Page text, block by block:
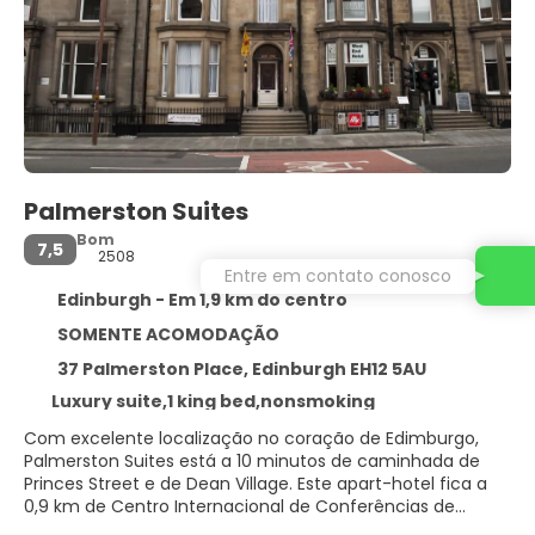
Palmerston Suites
7,5
Bom
2508
Edinburgh - Em 1,9 km do centro
SOMENTE ACOMODAÇÃO
37 Palmerston Place, Edinburgh EH12 5AU
Luxury suite,1 king bed,nonsmoking
Com excelente localização no coração de Edimburgo,
Palmerston Suites está a 10 minutos de caminhada de
Princes Street e de Dean Village. Este apart-hotel fica a
0,9 km de Centro Internacional de Conferências de
Entre em contato conosco